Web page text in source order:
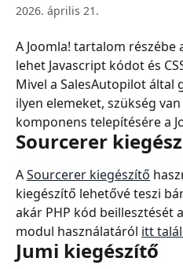
2026. április 21.
A Joomla! tartalom
lehet Javascript kódot és
Mivel a SalesAutopilot
ilyen elemeket, szükség
komponens telepítésére a
Sourcerer
A Sourcerer kiegészítő
kiegészítő lehetővé teszi
akár PHP kód beillesztését
modul használatáról itt
Jumi kiegészítő